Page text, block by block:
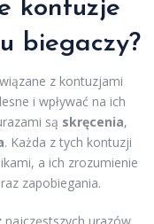
kontuzje
biegaczy?
z kontuzjami
i wpływać na ich
są skręcenia,
. Każda z tych kontuzji
a ich zrozumienie
zapobiegania.
urazów